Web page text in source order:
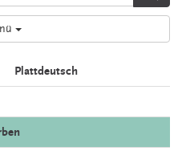
Plattdeutsch